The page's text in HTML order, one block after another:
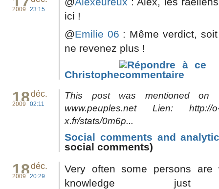
2009 23:15
ici !
@Emilie 06 : Même verdict,
ne revenez plus !
Christophe
18déc.
2009 02:11
This post was mentioned on
www.peuples.net Lien: http://
x.fr/stats/0m6p...
Social comments and
social comments)
18déc.
2009 20:29
Very often some persons
knowledge